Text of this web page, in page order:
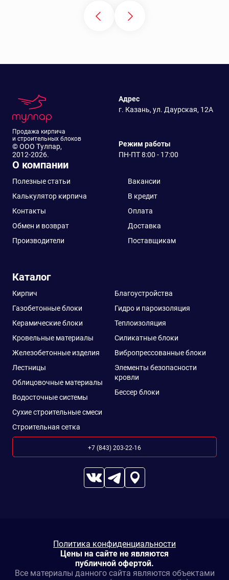
Продажа кирпича
и строительных блоков
© ООО Тулпар,
2012-2026.
Адрес
г. Казань, ул. Даурская, 12А
Режим работы
ПН-ПТ 8:00 - 17:00
О компании
Полезные статьи
Вакансии
Калькулятор кирпича
В кредит
Контакты
Оплата
Обмен и возврат
Доставка
Производители
Поставщикам
Каталог
Кирпич
Газобетонные блоки
Керамические блоки
Кровельные материалы
Железобетонные изделия
Лестницы
Облицовочные материалы
Водосточные системы
Сухие строительные смеси
Строительная сетка
Благоустройства
Гидро и пароизоляция
Теплоизоляция
Силикатные блоки
Вибропрессованные блоки
Элементы безопасности
кровли
Бессер блоки
+7 (843) 203-22-16
Цены на сайте не являются
публичной офертой.
Все материалы данного сайта являются объектами
Политика конфиденциальности